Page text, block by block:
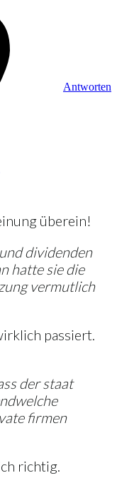
Antworten
überein!
dividenden
hatte sie die
vermutlich
passiert.
der staat
firmen
richtig.